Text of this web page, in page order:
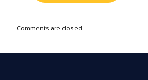
Comments are closed.